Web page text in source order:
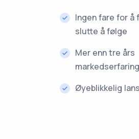
Ingen fare for å
slutte å følge
Mer enn tre års
markedserfaring
Øyeblikkelig